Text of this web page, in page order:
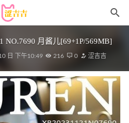
NO.7690 月酱儿[69+1P/569MB]
日 下午10:49 216 0 涩吉吉